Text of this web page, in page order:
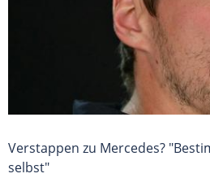
Verstappen zu Mercedes?
selbst"